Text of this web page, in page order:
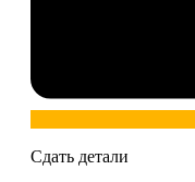
Сдать детали